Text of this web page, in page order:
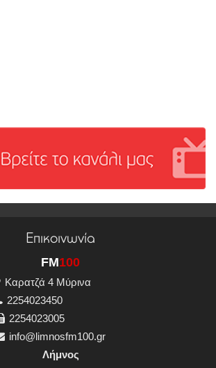
Επικοινωνία
FM100
Καρατζά 4 Μύρινα
2254023450
2254023005
info@limnosfm100.gr
Λήμνος